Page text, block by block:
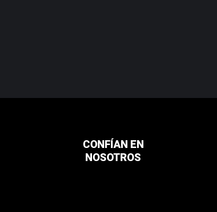
CONFÍAN EN
NOSOTROS